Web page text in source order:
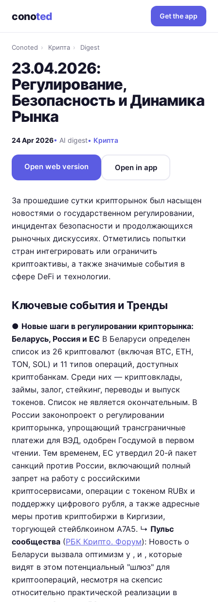
conoted Get the app
Conoted › Крипта › Digest
23.04.2026:
Регулирование,
Безопасность и Динамика
Рынка
24 Apr 2026• AI digest• Крипта
Open web version Open in app
За прошедшие сутки крипторынок был насыщен
новостями о государственном регулировании,
инцидентах безопасности и продолжающихся
рыночных дискуссиях. Отметились попытки
стран интегрировать или ограничить
криптоактивы, а также значимые события в
сфере DeFi и технологии.
Ключевые события и Тренды
● Новые шаги в регулировании крипторынка:
Беларусь, Россия и ЕС В Беларуси определен
список из 26 криптовалют (включая BTC, ETH,
TON, SOL) и 11 типов операций, доступных
криптобанкам. Среди них — криптовклады,
займы, залог, стейкинг, переводы и выпуск
токенов. Список не является окончательным. В
России законопроект о регулировании
крипторынка, упрощающий трансграничные
платежи для ВЭД, одобрен Госдумой в первом
чтении. Тем временем, ЕС утвердил 20-й пакет
санкций против России, включающий полный
запрет на работу с российскими
криптосервисами, операции с токеном RUBx и
поддержку цифрового рубля, а также адресные
меры против криптобиржи в Киргизии,
торгующей стейблкоином A7A5. ↳ Пульс
сообщества (РБК Крипто. Форум): Новость о
Беларуси вызвала оптимизм у , и , которые
видят в этом потенциальный "шлюз" для
криптоопераций, несмотря на скепсис
относительно практической реализации в